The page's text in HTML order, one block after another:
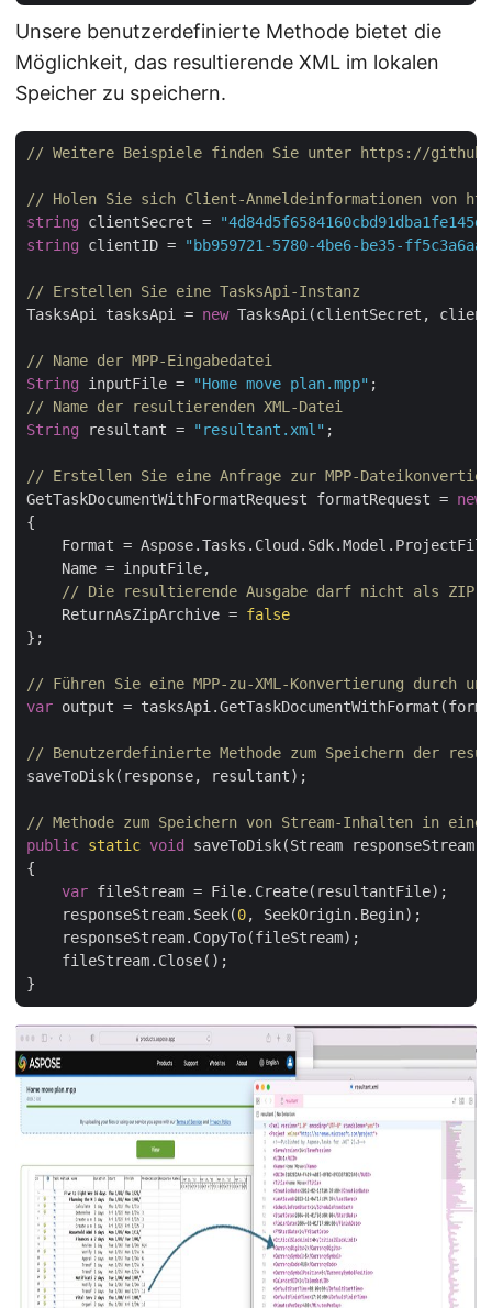
Unsere benutzerdefinierte Methode bietet die
Möglichkeit, das resultierende XML im lokalen
Speicher zu speichern.
// Weitere Beispiele finden Sie unter https://
// Holen Sie sich Client-Anmeldeinformationen von
string clientSecret =
string clientID = "bb959721-5780-4be6-be35-
// Erstellen Sie eine TasksApi-Instanz
TasksApi tasksApi = new TasksApi(clientSecret,
// Name der MPP-Eingabedatei
String inputFile = "Home move plan.mpp"
// Name der resultierenden XML-Datei
String resultant = "resultant.xml" ;
// Erstellen Sie eine Anfrage zur MPP-
GetTaskDocumentWithFormatRequest formatRequest = new
{
Format =
    Name = inputFile,
// Die resultierende Ausgabe darf nicht als ZIP-
    ReturnAsZipArchive =
false
};
// Führen Sie eine MPP-zu-XML-Konvertierung durch
var output =
// Benutzerdefinierte Methode zum Speichern der
saveToDisk(response, resultant);
// Methode zum Speichern von Stream-Inhalten in
public static void
saveToDisk(Stream responseStream,
{
var fileStream = File.Create(resultantFile);
    responseStream.Seek(
0, SeekOrigin.Begin);
    responseStream.CopyTo(fileStream);
    fileStream.Close();